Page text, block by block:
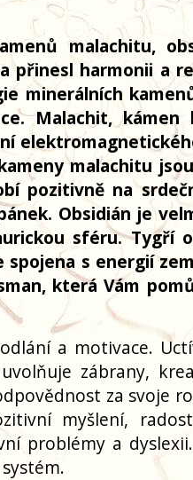
malachitu,
přinesl harmonii a
minerálních
Malachit, kámen
malachitu
pozitivně na
Obsidián je
sféru. Tygří
s energií
která Vám
a motivace.
zábrany,
za svoje
myšlení,
problémy a